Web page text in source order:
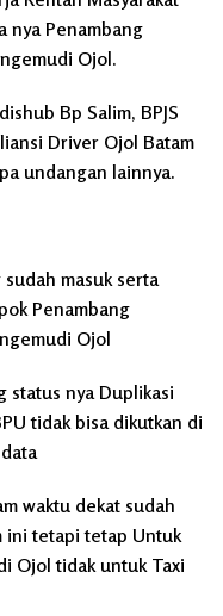
nya Penambang
Ojol.
Bp Salim, BPJS
Driver Ojol Batam
undangan lainnya.
sudah masuk serta
Penambang
Ojol
status nya Duplikasi
tidak bisa dikutkan di
waktu dekat sudah
ini tetapi tetap Untuk
Ojol tidak untuk Taxi